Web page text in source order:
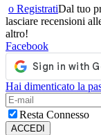
o RegistratiDal tuo
lasciare recensioni
altro!
Facebook
Hai dimenticato la
Resta Connesso